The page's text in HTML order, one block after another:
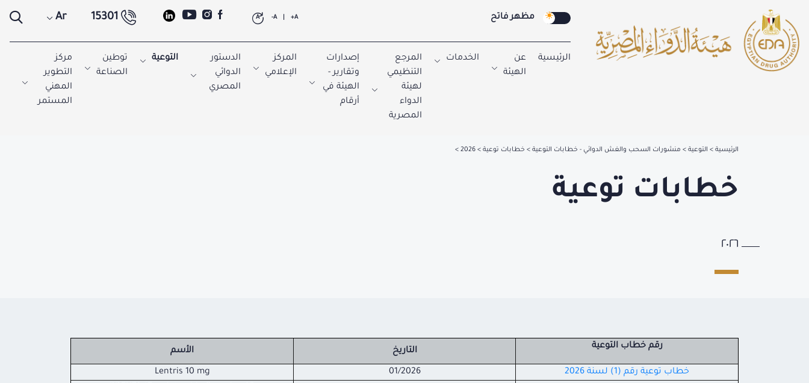
مظهر فاتح A+
A-
A
15301
Ar
الرئيسية
عن
الهيئة
الخدمات
المرجع
التنظيمي
لهيئة
الدواء
المصرية
إصدارات
وتقارير -
الهيئة في
أرقام
المركز
الإعلامي
الدستور
الدوائي
المصري
التوعية
توطين
الصناعة
مركز
التطوير
المهني
المستمر
الرئيسية التوعية منشورات السحب والغش الدوائي - خطابات التوعية خطابات توعية 2026
خطابات توعية
٢٠٢٦
رقم خطاب التوعية التاريخ الأسم
خطاب توعية رقم (1) لسنة 2026 01/2026
Lentris 10 mg